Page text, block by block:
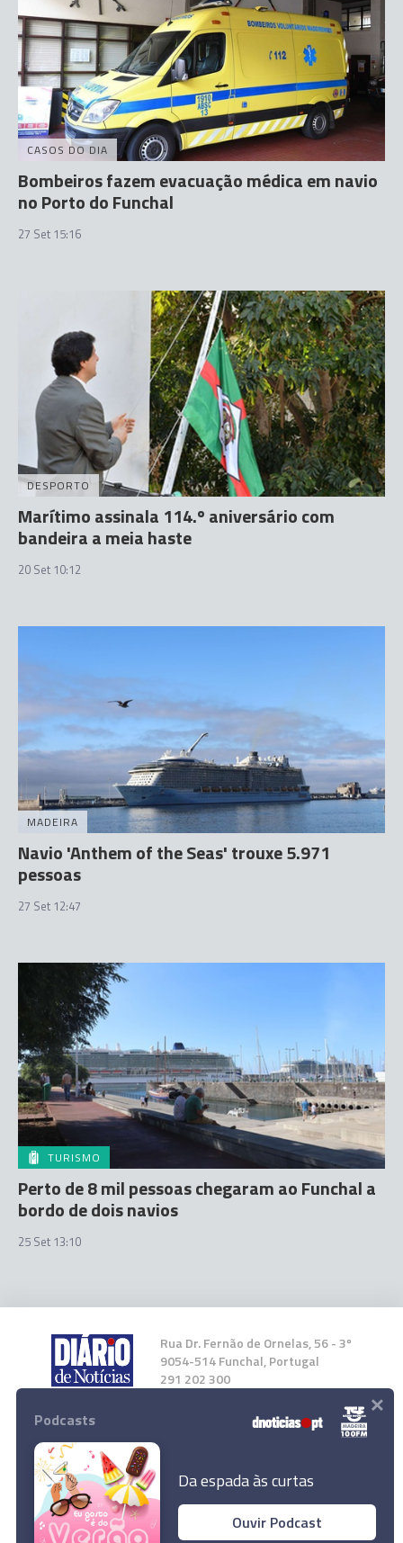
Relatora da ONU apela a Portugal que remova
CASOS DO DIA
Bombeiros fazem evacuação médica em navio
no Porto do Funchal
27 Set 15:16
DESPORTO
Marítimo assinala 114.º aniversário com
bandeira a meia haste
20 Set 10:12
MADEIRA
Navio 'Anthem of the Seas' trouxe 5.971
pessoas
27 Set 12:47
TURISMO
Perto de 8 mil pessoas chegaram ao Funchal a
bordo de dois navios
25 Set 13:10
Rua Dr. Fernão de Ornelas, 56 - 3º
9054-514 Funchal, Portugal
291 202 300
Instale a nossa App
Podcasts
Da espada às curtas
Ouvir Podcast
×